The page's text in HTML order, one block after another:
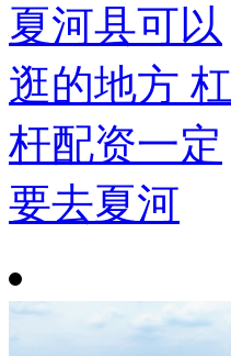
夏河县可以
逛的地方 杠
杆配资一定
要去夏河